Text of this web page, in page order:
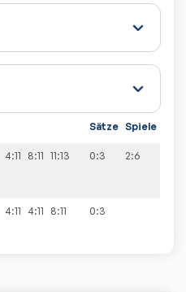
Sätze Spiele
4:11 8:11 11:13 0:3 2:6
4:11 4:11 8:11 0:3